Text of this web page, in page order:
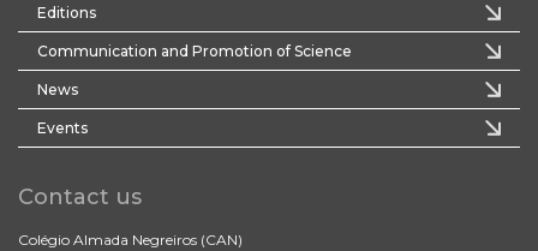
Editions
Communication and Promotion of Science
News
Events
Contact us
Colégio Almada Negreiros (CAN)